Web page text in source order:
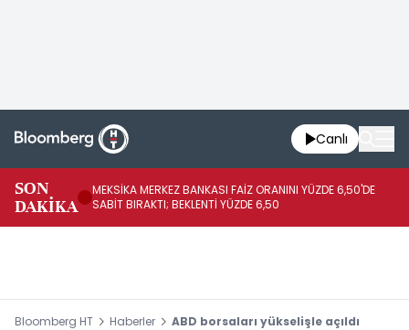
Canlı
SON
DAKİKA
MEKSİKA MERKEZ BANKASI FAİZ ORANINI YÜZDE 6,50'DE
SABİT BIRAKTI; BEKLENTİ YÜZDE 6,50
Bloomberg HT Haberler ABD borsaları yükselişle açıldı